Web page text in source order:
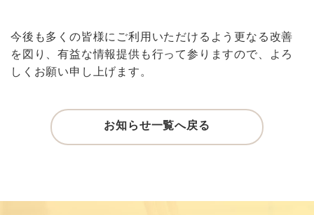
今後も多くの皆様にご利用いただけるよう更なる改善
を図り、有益な情報提供も行って参りますので、よろ
しくお願い申し上げます。
お知らせ一覧へ戻る